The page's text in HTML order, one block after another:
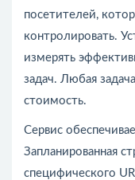
посетителей,
контролировать.
измерять
задач. Любая
стоимость.
Сервис
Запланированная
специфического